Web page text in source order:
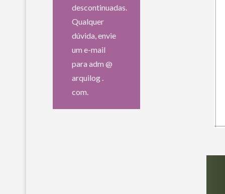
descontinuadas.
Qualquer
dúvida, envie
um e-mail
para adm @
arquilog .
com.